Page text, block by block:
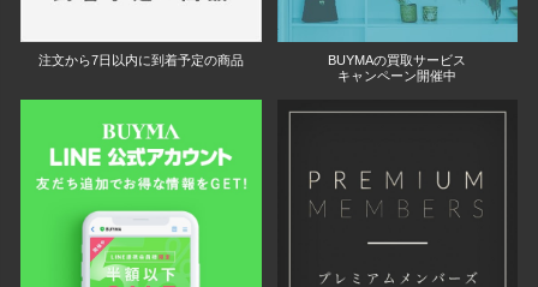
注文から7日以内に到着予定の商品
BUYMAの買取サービス
キャンペーン開催中